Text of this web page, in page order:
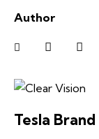
Author
Tesla